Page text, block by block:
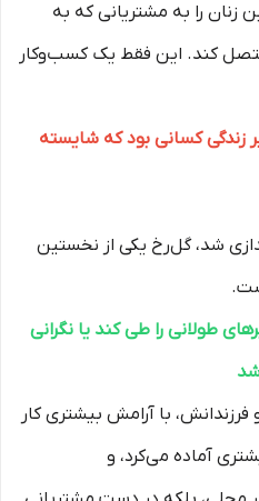
را به مشتریانی که به
کند. این فقط یک کسب‌وکار
زندگی کسانی بود که شایسته
شد، گل‌رخ یکی از نخستین
طولانی را طی کند یا نگرانی
فرزندانش، با آرامش بیشتری کار
آماده می‌کرد، و